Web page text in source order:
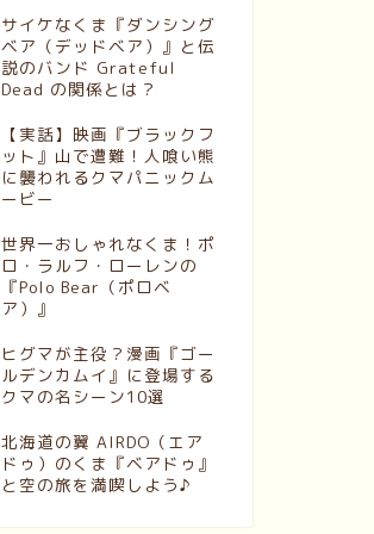
サイケなくま『ダンシング
ベア（デッドベア）』と伝
説のバンド Grateful
Dead の関係とは？
【実話】映画『ブラックフ
ット』山で遭難！人喰い熊
に襲われるクマパニックム
ービー
世界一おしゃれなくま！ポ
ロ・ラルフ・ローレンの
『Polo Bear（ポロベ
ア）』
ヒグマが主役？漫画『ゴー
ルデンカムイ』に登場する
クマの名シーン10選
北海道の翼 AIRDO（エア
ドゥ）のくま『ベアドゥ』
と空の旅を満喫しよう♪